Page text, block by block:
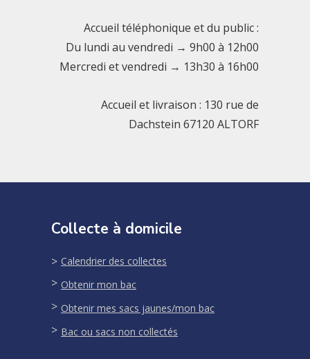
Accueil téléphonique et du public :
Du lundi au vendredi → 9h00 à 12h00
Mercredi et vendredi → 13h30 à 16h00
Accueil et livraison : 130 rue de
Dachstein 67120 ALTORF
Collecte à domicile
Calendrier des collectes
Obtenir mon bac
Obtenir mes sacs jaunes/mon bac
Bac ou sacs non collectés